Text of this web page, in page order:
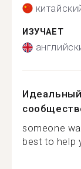
ИЗУЧАЕТ
someone
best to help